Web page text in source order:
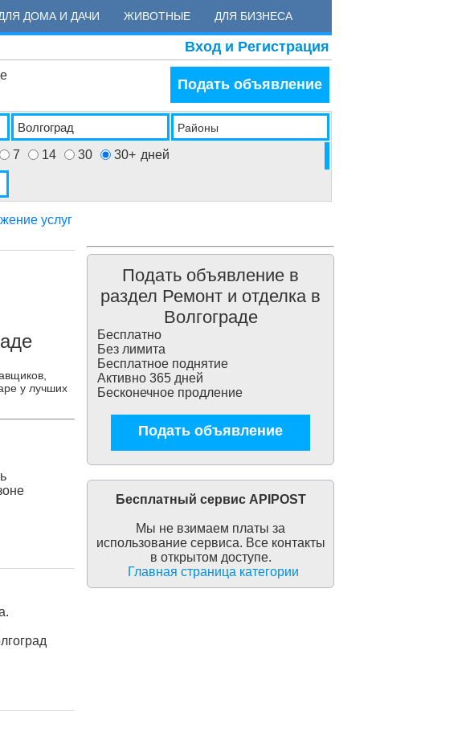
ДОМА И ДАЧИ ЖИВОТНЫЕ ДЛЯ БИЗНЕСА
Вход и Регистрация
Подать объявление
Районы
7 14 30 30+ дней
услуг
у лучших
Подать объявление в
раздел Ремонт и отделка в
Волгограде
Бесплатно
Без лимита
Бесплатное поднятие
Активно 365 дней
Бесконечное продление
Подать объявление
Бесплатный сервис APIPOST
Мы не взимаем платы за
использование сервиса. Все контакты
в открытом доступе.
Главная страница категории